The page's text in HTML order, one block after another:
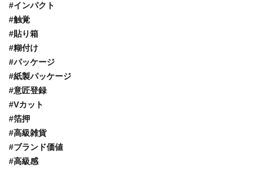
#インパクト
#触覚
#貼り箱
#糊付け
#パッケージ
#紙製パッケージ
#意匠登録
#Vカット
#箔押
#高級雑貨
#ブランド価値
#高級感